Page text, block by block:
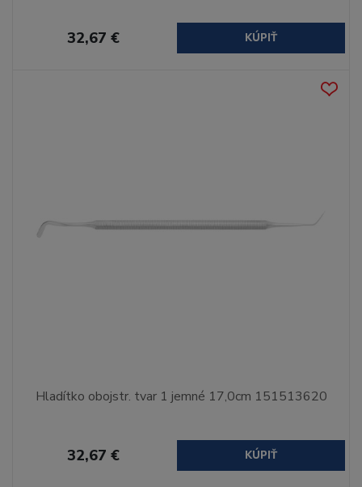
32,67 € KÚPIŤ
Hladítko obojstr. tvar 1 jemné 17,0cm 151513620
32,67 € KÚPIŤ